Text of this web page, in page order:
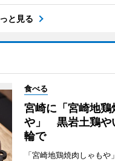
と見る
食べる
宮崎に「宮崎地鶏
や」 黒岩土鶏や
輪で
「宮崎地鶏焼肉しゃもや